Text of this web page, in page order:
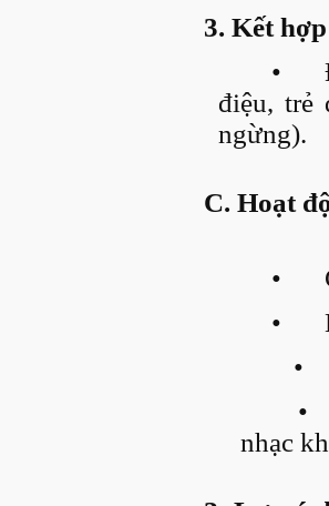
3. Kết
•
điệu, trẻ
ngừng).
C. Hoạt
•
•
•
•
nhạc